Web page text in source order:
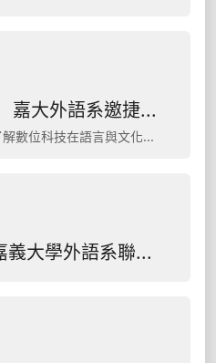
VR走進漢學課堂 嘉大外語系邀捷克學者分享歐洲華語教學創新與海外實習合作
為拓展學生國際視野並了解數位科技在語言與文化教育中的應用，國立嘉義大學外國語言學系於115年3月10日舉辦國際大師講座，邀請捷克馬薩里克大學（Masaryk University）漢學系學者 ...
北港國中與國立嘉義大學外語系聯合舉辦《夏日樂學》英語育樂營 文化踏查結合英文教育 成果發表驚豔全場